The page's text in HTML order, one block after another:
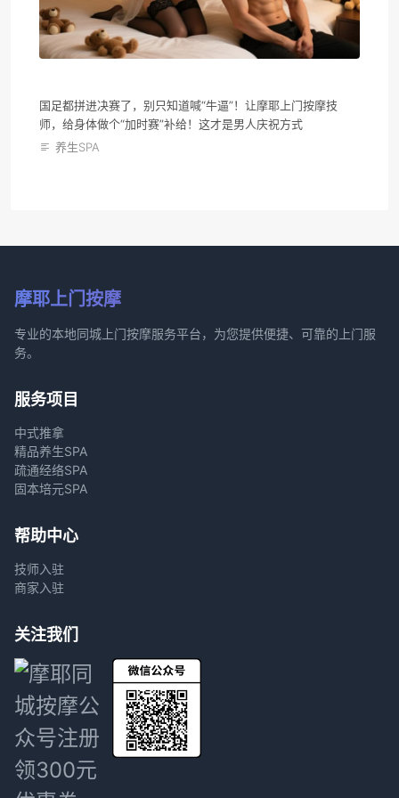
国足都拼进决赛了，别只知道喊“牛逼”！让摩耶上门按摩技
师，给身体做个“加时赛”补给！这才是男人庆祝方式
养生SPA
摩耶上门按摩
专业的本地同城上门按摩服务平台，为您提供便捷、可靠的上门服
务。
服务项目
中式推拿
精品养生SPA
疏通经络SPA
固本培元SPA
帮助中心
技师入驻
商家入驻
关注我们